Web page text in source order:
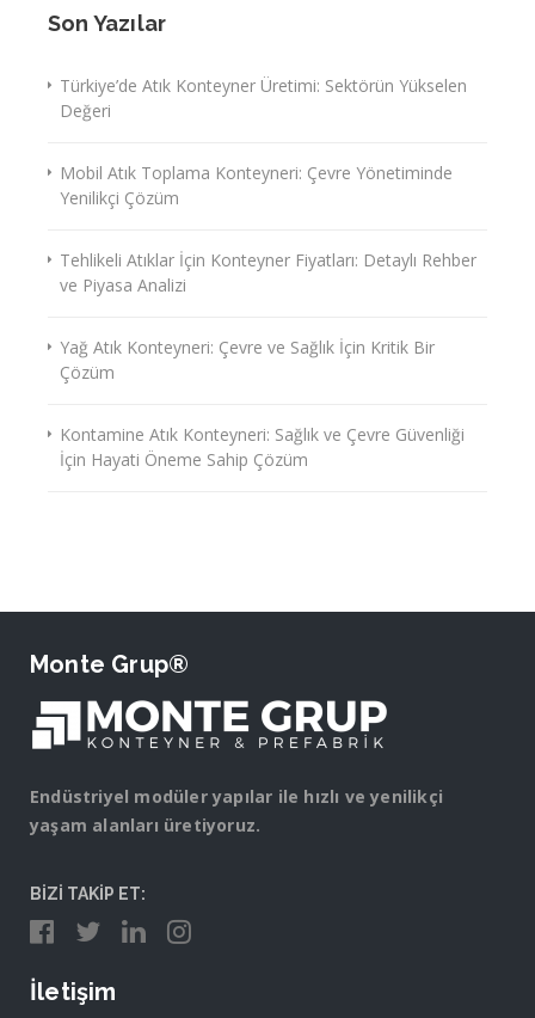
Son Yazılar
Türkiye’de Atık Konteyner Üretimi: Sektörün Yükselen
Değeri
Mobil Atık Toplama Konteyneri: Çevre Yönetiminde
Yenilikçi Çözüm
Tehlikeli Atıklar İçin Konteyner Fiyatları: Detaylı Rehber
ve Piyasa Analizi
Yağ Atık Konteyneri: Çevre ve Sağlık İçin Kritik Bir
Çözüm
Kontamine Atık Konteyneri: Sağlık ve Çevre Güvenliği
İçin Hayati Öneme Sahip Çözüm
Monte Grup®
Endüstriyel modüler yapılar ile hızlı ve yenilikçi
yaşam alanları üretiyoruz.
BİZİ TAKİP ET:
İletişim